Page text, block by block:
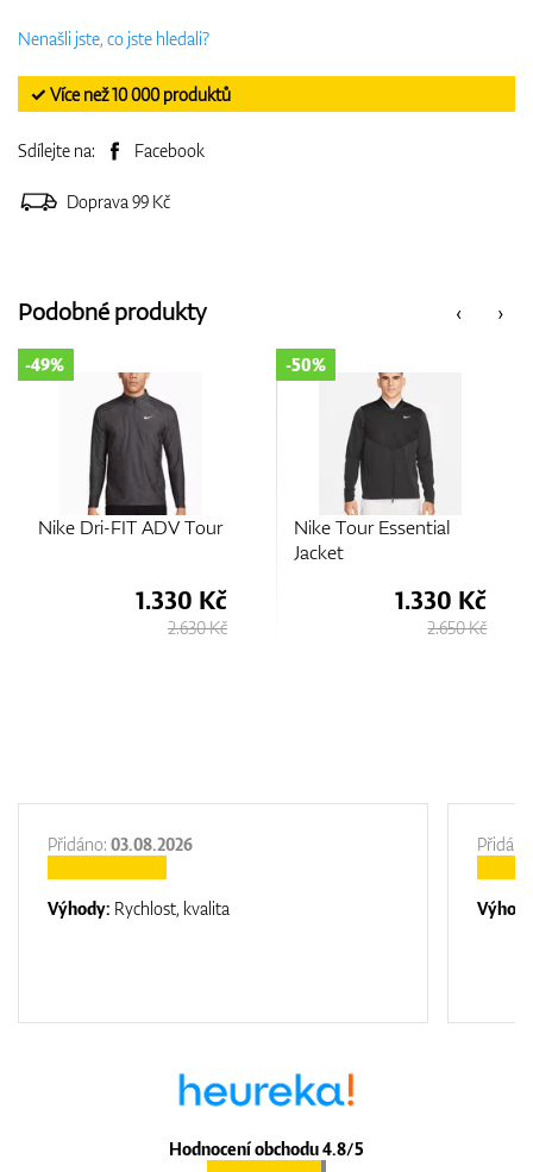
Nenašli jste, co jste hledali?
✓ Více než 10 000 produktů
Sdílejte na: Facebook
Doprava 99 Kč
‹
Podobné produkty ›
Nike Dri-FIT ADV Tour
-49%
1.330 Kč
2.630 Kč
Nike Tour Essential
Jacket
-50%
1.330 Kč
2.650 Kč
Hodnocení obchodu 4.8/5
Přidáno: 03.08.2026
Výhody: Rychlost, kvalita